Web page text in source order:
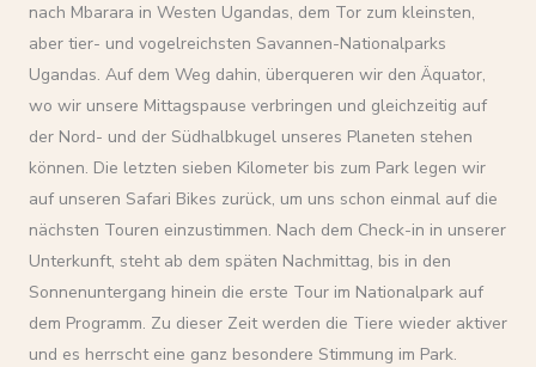
nach Mbarara in Westen Ugandas, dem Tor zum kleinsten,
aber tier- und vogelreichsten Savannen-Nationalparks
Ugandas. Auf dem Weg dahin, überqueren wir den Äquator,
wo wir unsere Mittagspause verbringen und gleichzeitig auf
der Nord- und der Südhalbkugel unseres Planeten stehen
können. Die letzten sieben Kilometer bis zum Park legen wir
auf unseren Safari Bikes zurück, um uns schon einmal auf die
nächsten Touren einzustimmen. Nach dem Check-in in unserer
Unterkunft, steht ab dem späten Nachmittag, bis in den
Sonnenuntergang hinein die erste Tour im Nationalpark auf
dem Programm. Zu dieser Zeit werden die Tiere wieder aktiver
und es herrscht eine ganz besondere Stimmung im Park.